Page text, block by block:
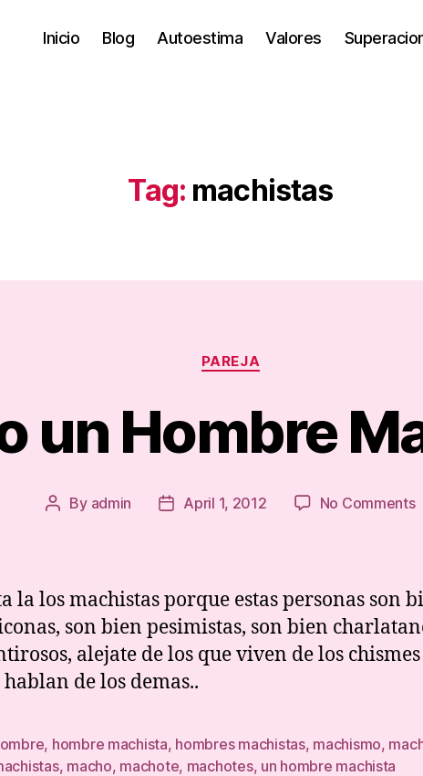
Inicio Blog Autoestima Valores
Tag: machistas
Categories
PAREJA
un Hombre
Post
By admin
PostApril 1, 2012 No Commentson
la los machistas porque estas personas son
son bien pesimistas, son bien
alejate de los que viven de los
hablan de los demas..
, hombre machista, hombres machistas, machismo,
, macho, machote, machotes, un hombre machista